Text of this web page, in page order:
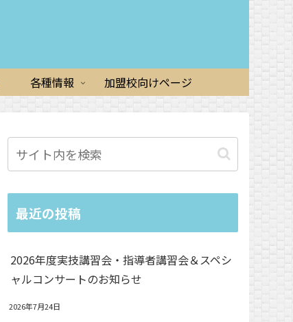
各種情報 加盟校向けページ
最近の投稿
2026年度実技講習会・指導者講習会＆スペシ
ャルコンサートのお知らせ
2026年7月24日